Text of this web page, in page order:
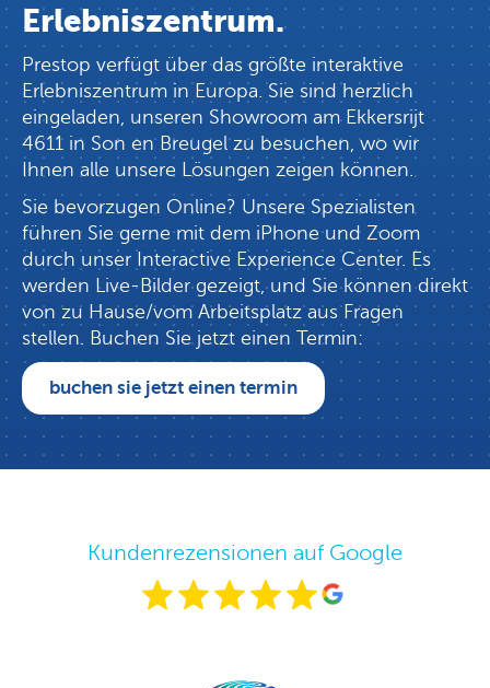
Erlebniszentrum.
Prestop verfügt über das größte interaktive
Erlebniszentrum in Europa. Sie sind herzlich
eingeladen, unseren Showroom am Ekkersrijt
4611 in Son en Breugel zu besuchen, wo wir
Ihnen alle unsere Lösungen zeigen können.
Sie bevorzugen Online? Unsere Spezialisten
führen Sie gerne mit dem iPhone und Zoom
durch unser Interactive Experience Center. Es
werden Live-Bilder gezeigt, und Sie können direkt
von zu Hause/vom Arbeitsplatz aus Fragen
stellen. Buchen Sie jetzt einen Termin:
buchen sie jetzt einen termin
Kundenrezensionen auf Google